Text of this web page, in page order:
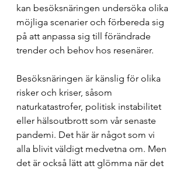
kan besöksnäringen undersöka olika
möjliga scenarier och förbereda sig
på att anpassa sig till förändrade
trender och behov hos resenärer.
Besöksnäringen är känslig för olika
risker och kriser, såsom
naturkatastrofer, politisk instabilitet
eller hälsoutbrott som vår senaste
pandemi. Det här är något som vi
alla blivit väldigt medvetna om. Men
det är också lätt att glömma när det